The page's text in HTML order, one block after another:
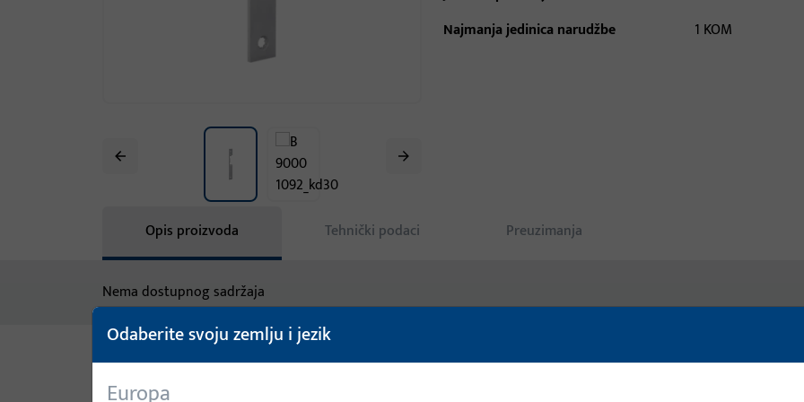
Najmanja jedinica narudžbe
1 KOM
Opis proizvoda Tehnički podaci Preuzimanja
Nema dostupnog sadržaja
Varijante
Odaberite svoju zemlju i jezik
Europa